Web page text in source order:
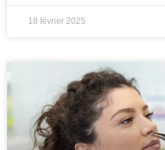
18 février 2025